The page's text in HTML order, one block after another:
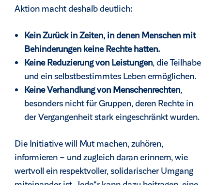
Aktion macht deshalb deutlich:
Kein Zurück in Zeiten, in denen Menschen mit
Behinderungen keine Rechte hatten.
Keine Reduzierung von Leistungen , die Teilhabe
und ein selbstbestimmtes Leben ermöglichen.
Keine Verhandlung von Menschenrechten
besonders nicht für Gruppen, deren Rechte in
der Vergangenheit stark eingeschränkt wurden.
Die Initiative will Mut machen, zuhören,
informieren – und zugleich daran erinnern, wie
wertvoll ein respektvoller, solidarischer Umgang